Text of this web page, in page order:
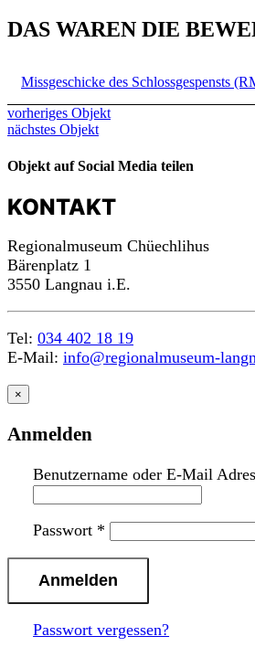
DAS WAREN DIE
Missgeschicke des Schlossgespensts
vorheriges Objekt
nächstes Objekt
Objekt auf Social Media teilen
KONTAKT
Regionalmuseum Chüechlihus
Bärenplatz 1
3550 Langnau i.E.
Tel: 034 402 18 19
E-Mail: info@regionalmuseum-
×
Anmelden
Benutzername oder E-Mail
Passwort *
Passwort vergessen?